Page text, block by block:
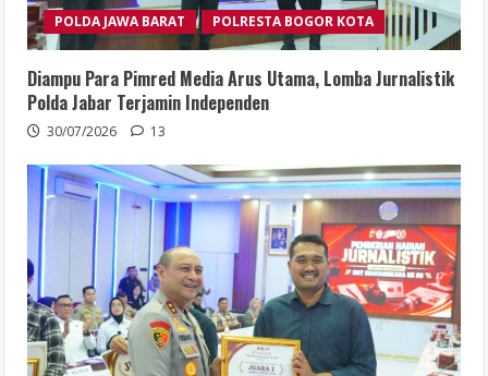
POLDA JAWA BARAT POLRESTA BOGOR KOTA
Diampu Para Pimred Media Arus Utama, Lomba Jurnalistik
Polda Jabar Terjamin Independen
30/07/2026 13